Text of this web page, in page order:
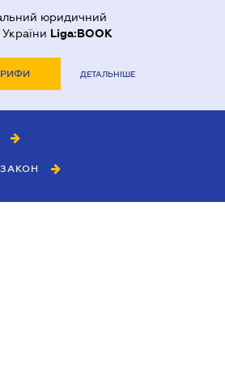
юридичний
Liga:BOOK
ДЕТАЛЬНІШЕ